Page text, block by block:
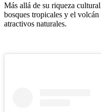
Más allá de su riqueza
bosques tropicales y el volcán
atractivos naturales.